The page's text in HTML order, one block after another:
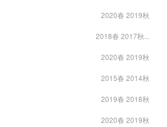
2020春 2019秋
2018春 2017秋...
2020春 2019秋
2015春 2014秋
2019春 2018秋
2020春 2019秋